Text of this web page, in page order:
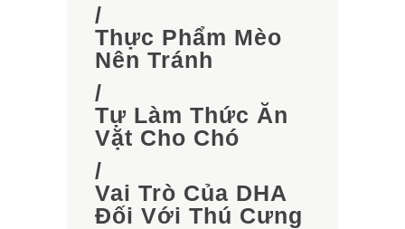
/
Thực Phẩm Mèo
Nên Tránh
/
Tự Làm Thức Ăn
Vặt Cho Chó
/
Vai Trò Của DHA
Đối Với Thú Cưng